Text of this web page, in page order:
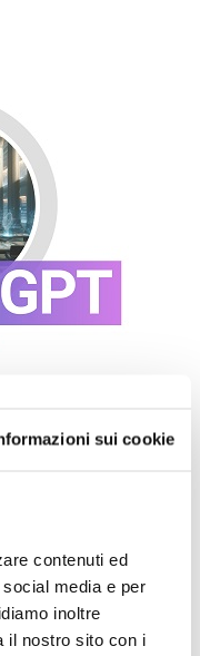
sui cookie
contenuti ed
media e per
inoltre
il nostro sito con i